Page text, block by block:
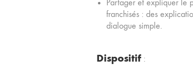
Partager et expliquer le
franchisés : des
dialogue simple.
Dispositif: